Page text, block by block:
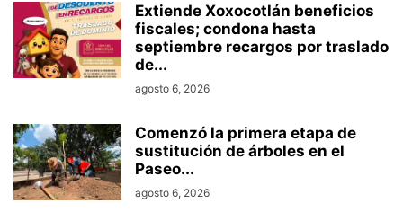
Extiende Xoxocotlán beneficios
fiscales; condona hasta
septiembre recargos por traslado
de...
agosto 6, 2026
Comenzó la primera etapa de
sustitución de árboles en el
Paseo...
agosto 6, 2026